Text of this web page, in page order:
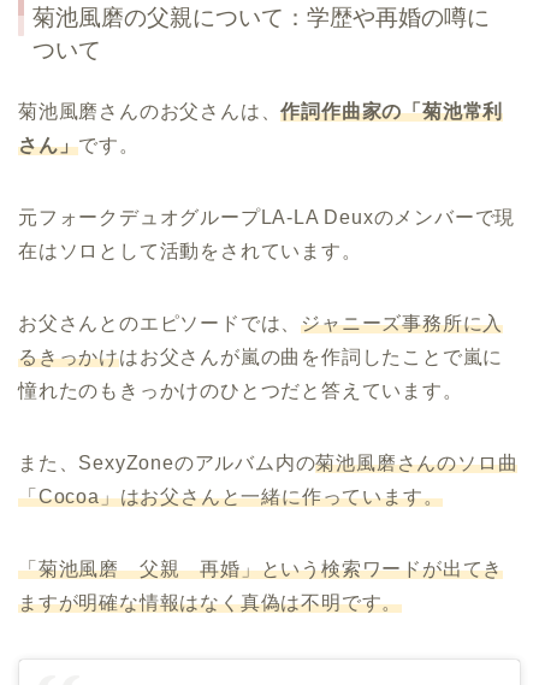
菊池風磨の父親について：学歴や再婚の噂に
ついて
菊池風磨さんのお父さんは、作詞作曲家の「菊池常利
さん」です。
元フォークデュオ グループLA-LA Deuxのメンバーで現
在はソロとして活動をされています。
お父さんとのエピソードでは、ジャニーズ事務所に入
るきっかけはお父さんが嵐の曲を作詞したことで嵐に
憧れたのもきっかけのひとつだと答えています。
また、SexyZoneのアルバム内の菊池風磨さんのソロ曲
「Cocoa」はお父さんと一緒に作っています。
「菊池風磨 父親 再婚」という検索ワードが出てき
ますが明確な情報はなく真偽は不明です。